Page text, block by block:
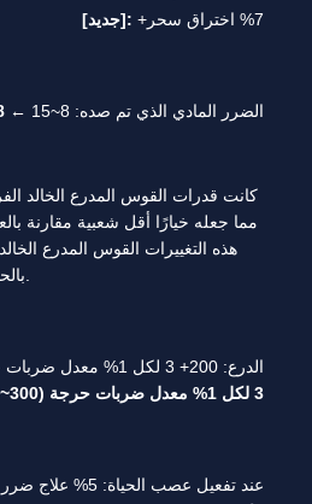
[جديد]:
+7% اختراق سحر
الضرر المادي الذي تم صده: 8~15 ←
كانت قدرات القوس المدرع الخالد
مما جعله خيارًا أقل شعبية مقارنة
هذه التغييرات القوس المدرع
الدرع: 200+ 3 لكل 1% معدل ضربات حرجة (200~500) ←
3 لكل 1% معدل ضربات حرجة (300~600)
عند تفعيل عصب الحياة: 5% علاج ضرر مادي ←